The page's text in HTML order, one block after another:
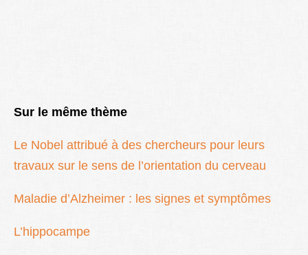
Sur le même thème
Le Nobel attribué à des chercheurs pour leurs
travaux sur le sens de l’orientation du cerveau
Maladie d’Alzheimer : les signes et symptômes
L’hippocampe